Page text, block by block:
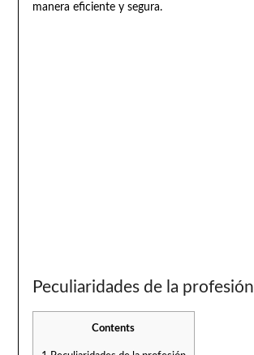
manera eficiente y segura.
Peculiaridades de la profesión
Contents